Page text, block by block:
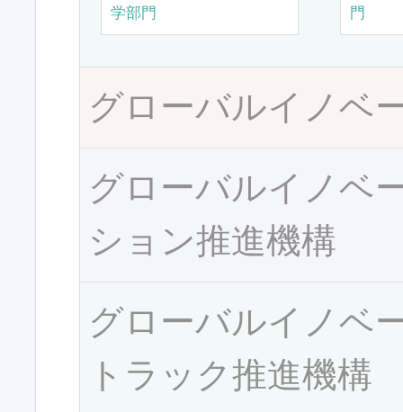
学部門
門
グローバルイノベ
グローバルイノベ
ション推進機構
グローバルイノベ
トラック推進機構